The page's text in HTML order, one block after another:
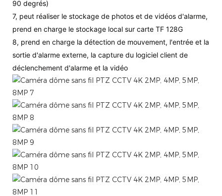
90 degrés)
7, peut réaliser le stockage de photos et de vidéos d'alarme,
prend en charge le stockage local sur carte TF 128G
8, prend en charge la détection de mouvement, l'entrée et la
sortie d'alarme externe, la capture du logiciel client de
déclenchement d'alarme et la vidéo